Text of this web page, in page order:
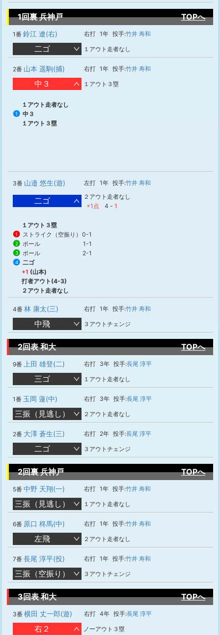
1回裏 兵神戸 TOPへ
1番 鈴江 遼(右) 右打 1年 投手:竹井 寿和
二ゴ １アウト走者なし
2番 山本 遥駒(捕) 右打 1年 投手:竹井 寿和
中３ １アウト３塁
１アウト走者なし
1
中３
１アウト３塁
3番 山邉 悠生(遊) 左打 1年 投手:竹井 寿和
二ゴ
２アウト走者なし
+1点
4 - 1
１アウト３塁
1 ストライク（空振り） 0-1
2 ボール 1-1
3 ボール 2-1
4
二ゴ
+1 (山本)
打者アウト(4-3)
２アウト走者なし
4番 林 康太(三) 右打 1年 投手:竹井 寿和
中飛 ３アウトチェンジ
2回表 和大 TOPへ
9番 上田 雄登(二) 右打 3年 投手:長尾 淳平
三ゴ １アウト走者なし
1番 玉岡 蓮(中) 右打 3年 投手:長尾 淳平
三振（見逃し） ２アウト走者なし
2番 大澤 蒼生(三) 右打 2年 投手:長尾 淳平
二ゴ ３アウトチェンジ
2回裏 兵神戸 TOPへ
5番 中野 天翔(一) 右打 1年 投手:竹井 寿和
三振（見逃し） １アウト走者なし
6番 原口 柊馬(中) 右打 1年 投手:竹井 寿和
左飛 ２アウト走者なし
7番 長尾 淳平(投) 右打 1年 投手:竹井 寿和
三振（空振り） ３アウトチェンジ
3回表 和大 TOPへ
3番 横田 丈一郎(遊) 右打 4年 投手:長尾 淳平
右２ ノーアウト３塁